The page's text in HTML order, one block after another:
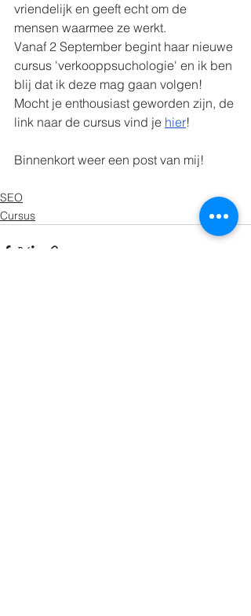
vriendelijk en geeft echt om de
mensen waarmee ze werkt.
Vanaf 2 September begint haar nieuwe
cursus 'verkooppsuchologie' en ik ben
blij dat ik deze mag gaan volgen!
Mocht je enthousiast geworden zijn, de
link naar de cursus vind je hier!
Binnenkort weer een post van mij!
SEO
Cursus